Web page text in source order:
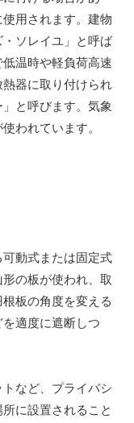
用されます。建物
ソレイユ」と呼ば
温時や軽負荷高速
器に取り付けられ
と呼びます。気象
われています。
動式または固定式
の板が使われ、取
板の角度を変える
適度に遮断しつ
など、プライバシ
に設置されること